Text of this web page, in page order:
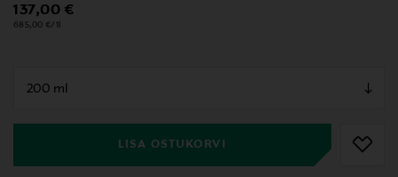
Original Price
137,00 €
685,00 €/1l
LISA OSTUKORVI